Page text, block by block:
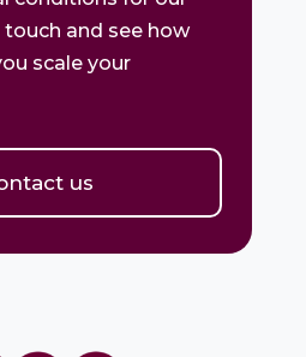
touch and see how
scale your
us